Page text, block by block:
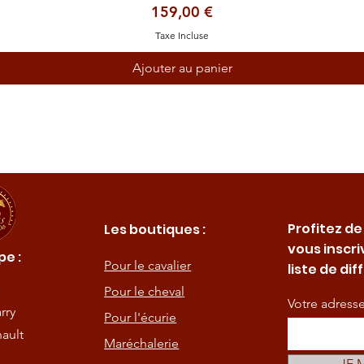
Prix
159,00 €
Taxe Incluse
Ajouter au panier
:
Les boutiques :
Pour le cavalier
Pour le cheval
Pour l'écurie
Maréchalerie
Profitez
vous
liste de
Votre